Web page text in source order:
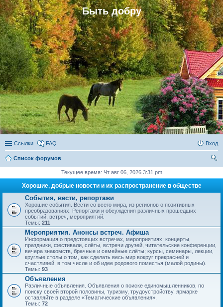
Быть добру
Ссылки FAQ Вход
Список форумов
Текущее время: Чт авг 06, 2026 3:31 pm
Хорошие, добрые новости и их распространение в обществе
События, вести, репортажи
Хорошие события. Вести со всего мира, из регионов о позитивных
преобразованиях. Репортажи и обсуждения различных прошедших
событий, встреч, мероприятий.
Темы: 211
Мероприятия. Анонсы встреч. Афиша
Информация о предстоящих встречах, мероприятиях: концерты,
праздники, фестивали, слёты, встречи друзей, читательские конференции,
вечера знакомств, брачные и семейные слёты; курсы, семинары, лекции,
круглые столы о том, как сделать весь мир вокруг прекрасней и
счастливей, в том числе и об идее родового поместья (малой родины).
Темы: 93
Объявления
Различные объявления. Объявления о поиске единомышленников, по
поиску своей второй половины, туризму, трудоустройству, ярмарке
оставляйте в разделе «Тематические объявления».
Темы: 72